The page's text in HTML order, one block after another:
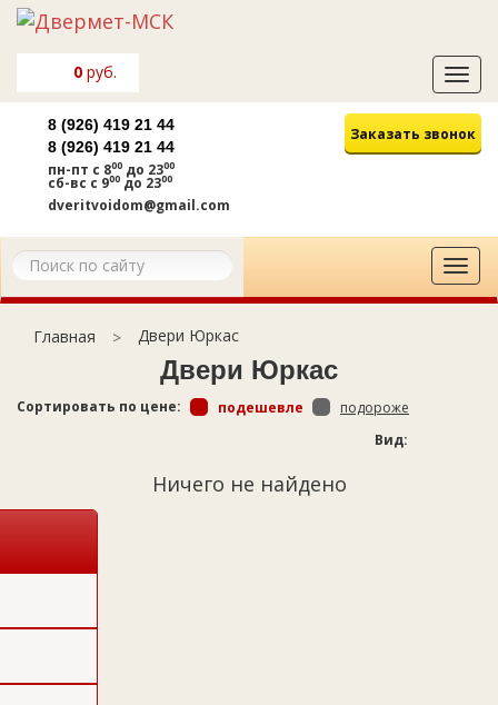
0 руб.
8 (926) 419 21 44
8 (926) 419 21 44
Заказать звонок
пн-пт с 800 до 2300
сб-вс с 900 до 2300
dveritvoidom@gmail.com
Главная Двери Юркас
Двери Юркас
Сортировать по цене: подешевле
подороже
Вид:
Ничего не найдено